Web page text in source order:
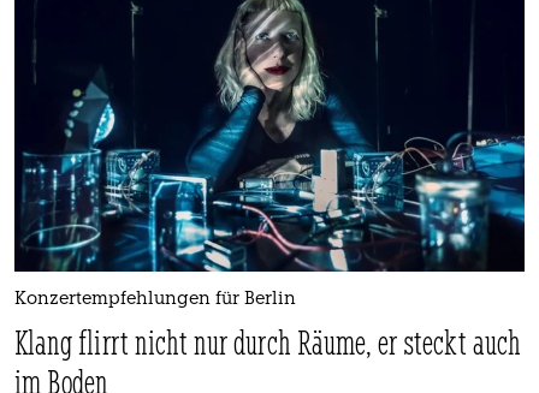
Konzertempfehlungen für Berlin
Klang flirrt nicht nur durch Räume, er steckt auch
im Boden